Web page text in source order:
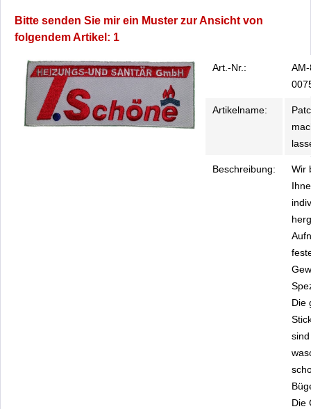
Bitte senden Sie mir ein Muster zur Ansicht von
folgendem Artikel: 1
Art.-Nr.:
Artikelname:
Beschreibung:
Wir
Die
Die